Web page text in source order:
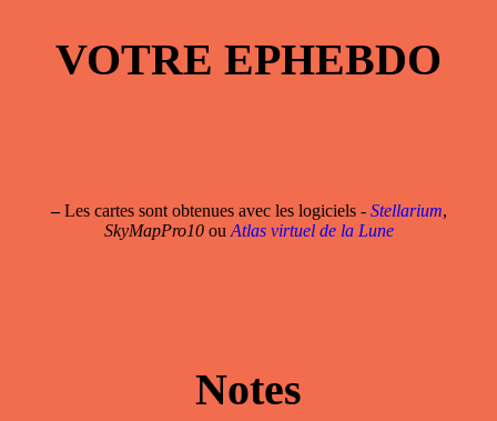
VOTRE EPHEBDO
–Les cartes sont obtenues avec les logiciels - Stellarium,
SkyMapPro10ou Atlas virtuel de la Lune
Notes